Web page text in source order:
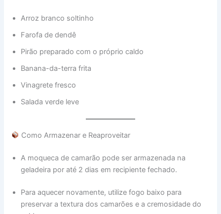
Arroz branco soltinho
Farofa de dendê
Pirão preparado com o próprio caldo
Banana-da-terra frita
Vinagrete fresco
Salada verde leve
Como Armazenar e Reaproveitar
A moqueca de camarão pode ser armazenada na
geladeira por até 2 dias em recipiente fechado.
Para aquecer novamente, utilize fogo baixo para
preservar a textura dos camarões e a cremosidade do